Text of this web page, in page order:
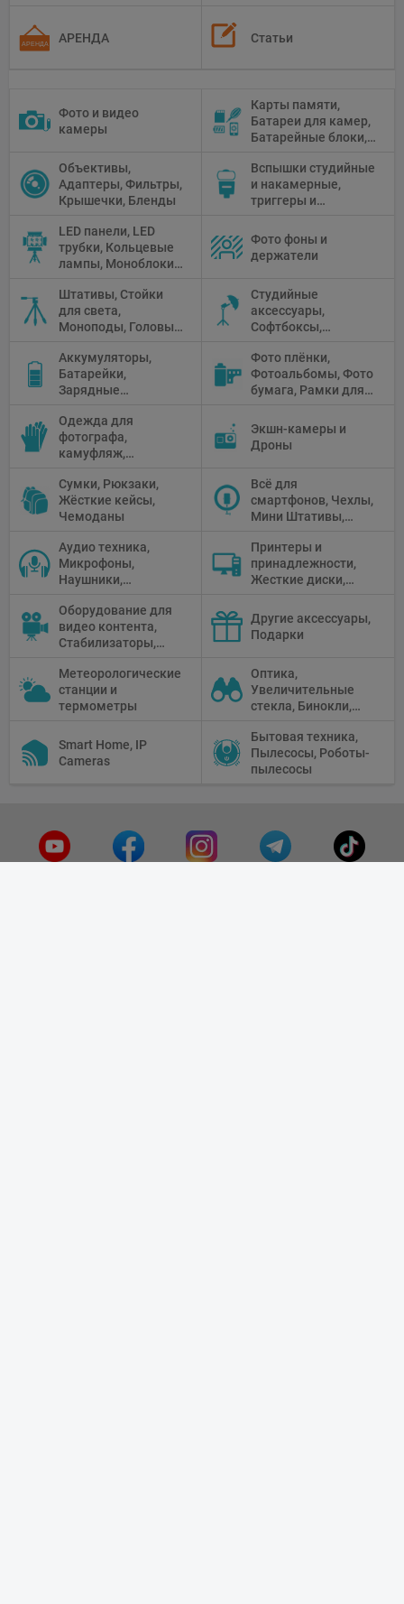
АРЕНДА Статьи
Фото и видео
камеры
Карты памяти,
Батареи для камер,
Батарейные блоки,
Объективы,
Адаптеры, Фильтры,
Крышечки, Бленды
Вспышки студийные
и накамерные,
триггеры и
LED панели, LED
трубки, Кольцевые
лампы, Моноблоки,
Флуоресцентное и
галогенное
освещение
Фото фоны и
держатели
Штативы, Стойки
для света,
Моноподы, Головы
Студийные
аксессуары,
Софтбоксы,
Рефлекторы,
Отражатели,
Предметные
Аккумуляторы,
Батарейки,
Зарядные
питания, Солнечные
панели
Фото плёнки,
Фотоальбомы, Фото
бумага, Рамки для
камеры
Одежда для
фотографа,
камуфляж,
Экшн-камеры и
Дроны
Сумки, Рюкзаки,
Жёсткие кейсы,
Чемоданы
Всё для
смартфонов, Чехлы,
Мини Штативы,
Аудио техника,
Микрофоны,
Наушники,
микшеры, Кабели и
адаптеры
Принтеры и
принадлежности,
Жесткие диски,
Проекторы,
Графические
Планшеты, Бумага
Оборудование для
видео контента,
Стабилизаторы,
Мониторы,
Профессиональное
видео
Другие аксессуары,
Подарки
Метеорологические
станции и
термометры
Оптика,
Увеличительные
стекла, Бинокли,
Телескопы,
Прицелы,
Микроскопы,
Smart Home, IP
Cameras
Бытовая техника,
Пылесосы, Роботы-
пылесосы